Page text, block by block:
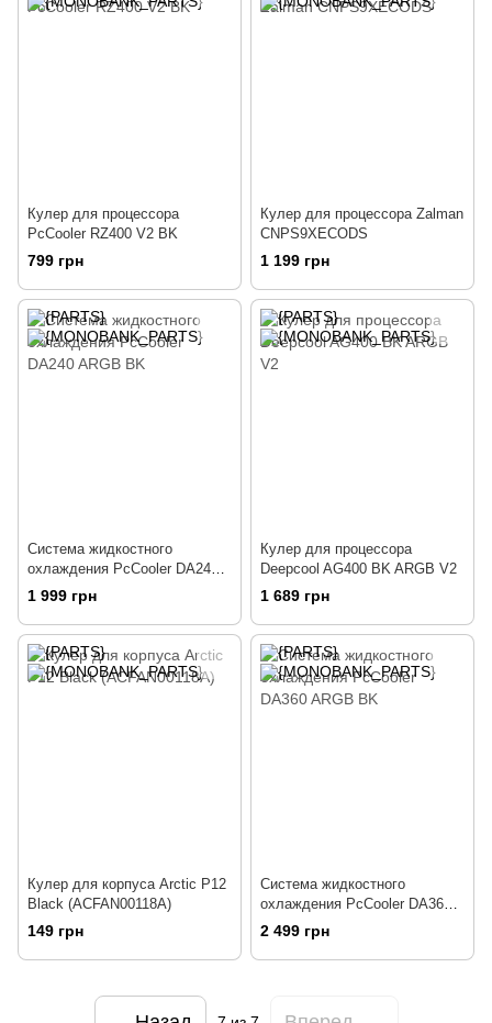
Кулер для процессора
PcCooler RZ400 V2 BK
799 грн
Кулер для процессора Zalman
CNPS9XECODS
1 199 грн
Система жидкостного
охлаждения PcCooler DA240
ARGB BK
1 999 грн
Кулер для процессора
Deepcool AG400 BK ARGB V2
1 689 грн
Кулер для корпуса Arctic P12
Black (ACFAN00118A)
149 грн
Система жидкостного
охлаждения PcCooler DA360
ARGB BK
2 499 грн